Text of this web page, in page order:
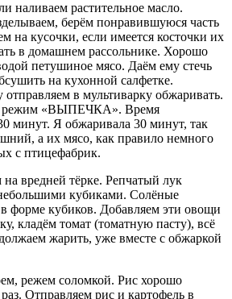
наливаем растительное масло.
берём понравившуюся часть
на кусочки, если имеется косточки их
в домашнем рассольнике. Хорошо
петушиное мясо. Даём ему стечь
на кухонной салфетке.
отправляем в мультиварку обжаривать.
режим «ВЫПЕЧКА». Время
минут. Я обжаривала 30 минут, так
а их мясо, как правило немного
с птицефабрик.
вредней тёрке. Репчатый лук
кубиками. Солёные
форме кубиков. Добавляем эти овощи
кладём томат (томатную пасту), всё
жарить, уже вместе с обжаркой
режем соломкой. Рис хорошо
Отправляем рис и картофель в